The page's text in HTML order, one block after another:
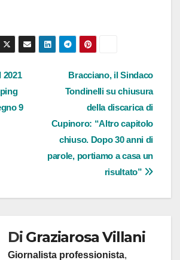
Bracciano, il Sindaco
Tondinelli su chiusura
della discarica di
Cupinoro: “Altro capitolo
chiuso. Dopo 30 anni di
parole, portiamo a casa un
risultato”
2021
9
Di Graziarosa Villani
Giornalista professionista,